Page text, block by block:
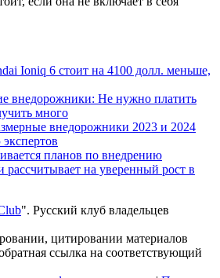
Ioniq 6 стоит на 4100 долл. меньше,
внедорожники: Не нужно платить
много
внедорожники 2023 и 2024
планов по внедрению
рассчитывает на уверенный рост в
". Русский клуб владельцев
цитировании материалов
ссылка на соответствующий